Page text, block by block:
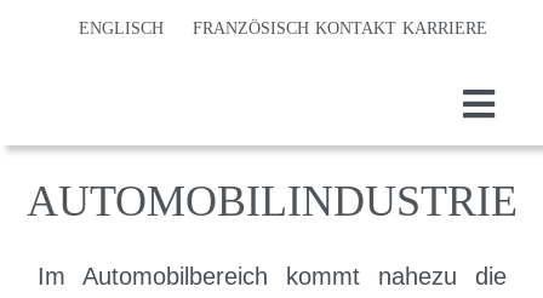
ENGLISCH FRANZÖSISCH KONTAKT KARRIERE
T
o
g
AUTOMOBILINDUSTRIE
Im Automobilbereich kommt nahezu die